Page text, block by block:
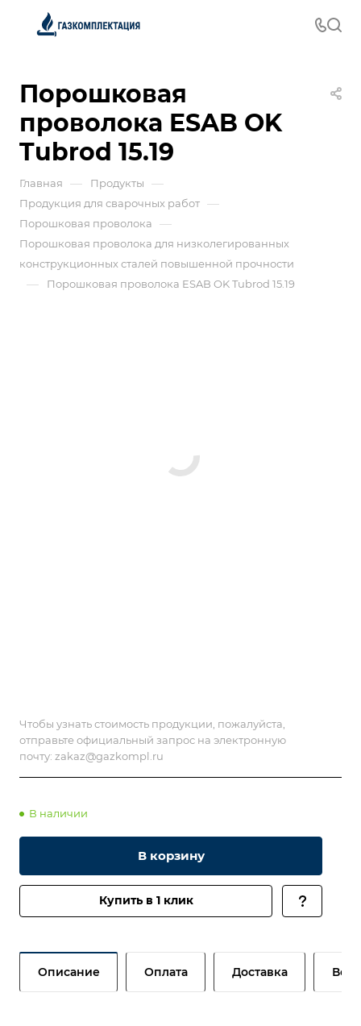
Порошковая
проволока ESAB OK
Tubrod 15.19
Главная — Продукты —
Продукция для сварочных работ —
Порошковая проволока —
Порошковая проволока для низколегированных
конструкционных сталей повышенной прочности
— Порошковая проволока ESAB OK Tubrod 15.19
Чтобы узнать стоимость продукции, пожалуйста,
отправьте официальный запрос на электронную
почту: zakaz@gazkompl.ru
В наличии
В корзину
Купить в 1 клик
Описание Оплата Доставка